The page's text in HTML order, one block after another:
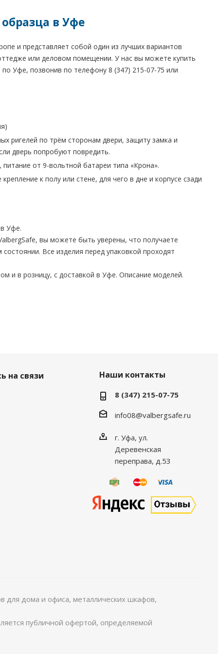
в Уфе
и представляет собой один из лучших вариантов
или деловом помещении. У нас вы можете купить
Уфе, позвонив по телефону 8 (347) 215-07-75 или
ригелей по трём сторонам двери, защиту замка и
дверь попробуют повредить.
от 9-вольтной батареи типа «Крона».
к полу или стене, для чего в дне и корпусе сзади
Уфе.
вы можете быть уверены, что получаете
Все изделия перед упаковкой проходят
и в розницу, с доставкой в Уфе. Описание моделей.
на связи Наши контакты
8 (347) 215-07-75
info08@valbergsafe.ru
г. Уфа, ул.
Деревенская
переправа, д.53
для дома и офиса, металлических шкафов,
публичной офертой, определяемой